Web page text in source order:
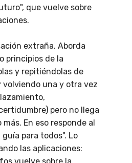
que vuelve sobre
extraña. Aborda
principios de la
y repitiéndolas de
una y otra vez
pero no llega
En eso responde al
para todos". Lo
las aplicaciones: